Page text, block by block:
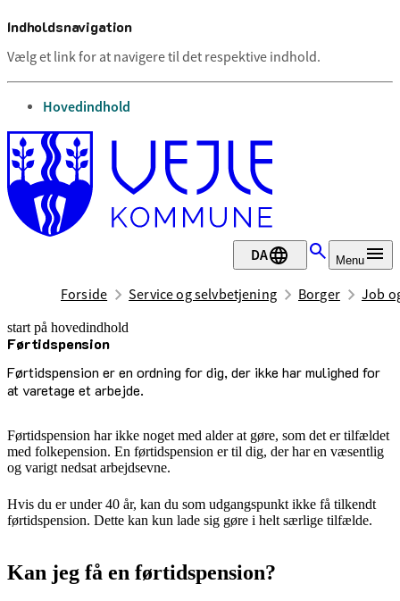
Indholdsnavigation
Vælg et link for at navigere til det respektive indhold.
gå til
Hovedindhold
DA Menu
Forside Service og selvbetjening Borger Job
start på hovedindhold
Førtidspension
Førtidspension er en ordning for dig, der ikke har mulighed for
at varetage et arbejde.
senest opdateret 8. maj 2025
Førtidspension har ikke noget med alder at gøre, som det er tilfældet
med folkepension. En førtidspension er til dig, der har en væsentlig
og varigt nedsat arbejdsevne.
Hvis du er under 40 år, kan du som udgangspunkt ikke få tilkendt
førtidspension. Dette kan kun lade sig gøre i helt særlige tilfælde.
Kan jeg få en førtidspension?